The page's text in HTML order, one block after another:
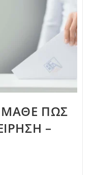
ΠΩΣ
–